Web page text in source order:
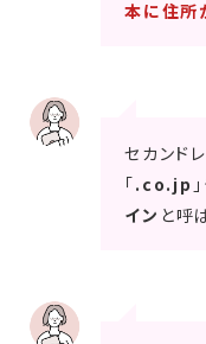
本に住所
セカンド
「.co.jp
イン と呼